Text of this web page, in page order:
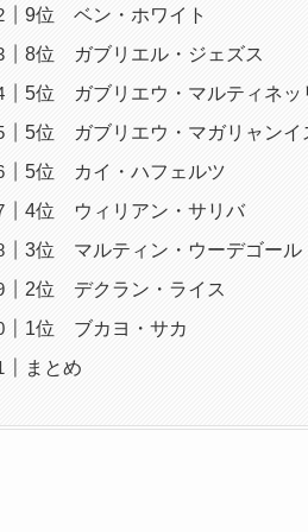
9位 ベン・ホワイト
8位 ガブリエル・ジェズス
5位 ガブリエウ・マルティネッ
5位 ガブリエウ・マガリャンイ
5位 カイ・ハフェルツ
4位 ウィリアン・サリバ
3位 マルティン・ウーデゴール
2位 デクラン・ライス
1位 ブカヨ・サカ
まとめ